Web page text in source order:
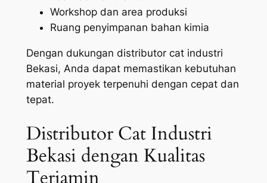
Workshop dan area produksi
Ruang penyimpanan bahan kimia
Dengan dukungan distributor cat industri
Bekasi, Anda dapat memastikan kebutuhan
material proyek terpenuhi dengan cepat dan
tepat.
Distributor Cat Industri
Bekasi dengan Kualitas
Terjamin